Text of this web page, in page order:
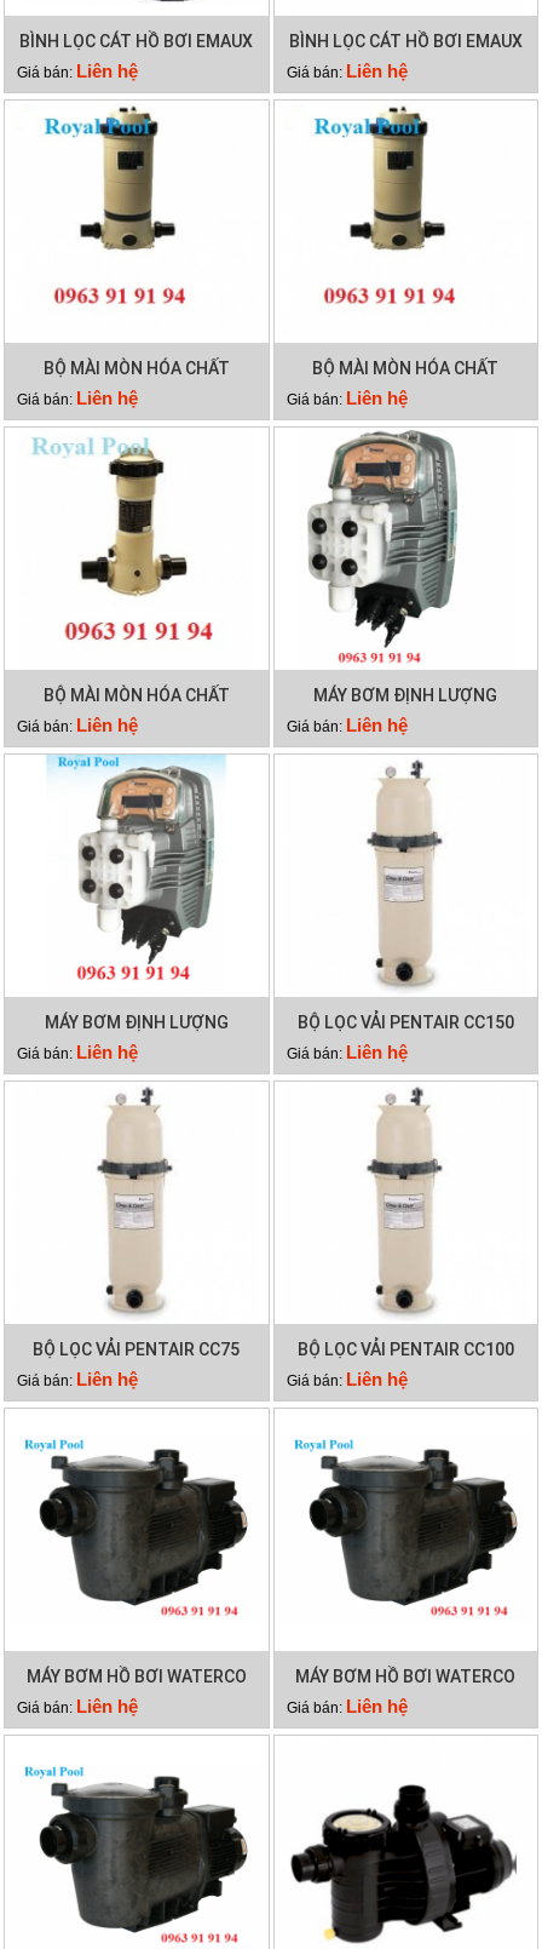
BÌNH LỌC CÁT HỒ BƠI EMAUX
SP700
Giá bán: Liên hệ
BÌNH LỌC CÁT HỒ BƠI EMAUX
P350
Giá bán: Liên hệ
BỘ MÀI MÒN HÓA CHẤT
EMAUX CLL-75
Giá bán: Liên hệ
BỘ MÀI MÒN HÓA CHẤT
EMAUX CLL-50
Giá bán: Liên hệ
BỘ MÀI MÒN HÓA CHẤT
EMAUX CL-02
Giá bán: Liên hệ
MÁY BƠM ĐỊNH LƯỢNG
EMAUX CTRL7-ORP
Giá bán: Liên hệ
MÁY BƠM ĐỊNH LƯỢNG
EMAUX CTRL7-PH
Giá bán: Liên hệ
BỘ LỌC VẢI PENTAIR CC150
Giá bán: Liên hệ
BỘ LỌC VẢI PENTAIR CC75
Giá bán: Liên hệ
BỘ LỌC VẢI PENTAIR CC100
Giá bán: Liên hệ
MÁY BƠM HỒ BƠI WATERCO
HYDROSTAR 200
Giá bán: Liên hệ
MÁY BƠM HỒ BƠI WATERCO
HYDROSTAR 250
Giá bán: Liên hệ